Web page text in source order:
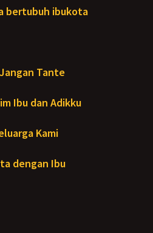
bertubuh ibukota
Tante
Ibu dan Adikku
Kami
dengan Ibu